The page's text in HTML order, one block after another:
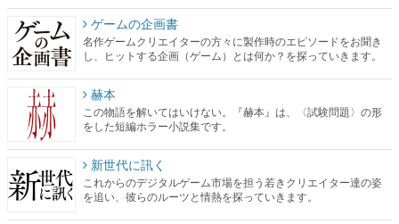
ゲームの企画書
名作ゲームクリエイターの方々に製作時のエピソードをお聞き
し、ヒットする企画（ゲーム）とは何か？を探っていきます。
赫本
この物語を解いてはいけない。『赫本』は、〈試験問題〉の形
をした短編ホラー小説集です。
新世代に訊く
これからのデジタルゲーム市場を担う若きクリエイター達の姿
を追い、彼らのルーツと情熱を探っていきます。